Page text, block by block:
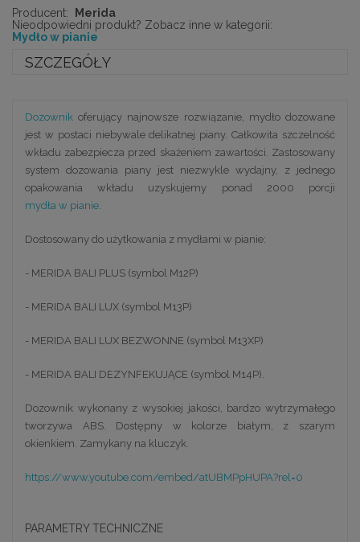
Producent:
Merida
Nieodpowiedni produkt? Zobacz inne w kategorii:
Mydło w pianie
SZCZEGÓŁY
Dozownik oferujący najnowsze rozwiązanie, mydło dozowane
jest w postaci niebywale delikatnej piany. Całkowita szczelność
wkładu zabezpiecza przed skażeniem zawartości. Zastosowany
system dozowania piany jest niezwykle wydajny, z jednego
opakowania wkładu uzyskujemy ponad 2000 porcji
mydła w pianie.
Dostosowany do użytkowania z mydłami w pianie:
- MERIDA BALI PLUS (symbol M12P)
- MERIDA BALI LUX (symbol M13P)
- MERIDA BALI LUX BEZWONNE (symbol M13XP)
- MERIDA BALI DEZYNFEKUJĄCE (symbol M14P).
Dozownik wykonany z wysokiej jakości, bardzo wytrzymałego
tworzywa ABS. Dostępny w kolorze białym, z szarym
okienkiem. Zamykany na kluczyk.
https://www.youtube.com/embed/atUBMPpHUPA?rel=0
PARAMETRY TECHNICZNE